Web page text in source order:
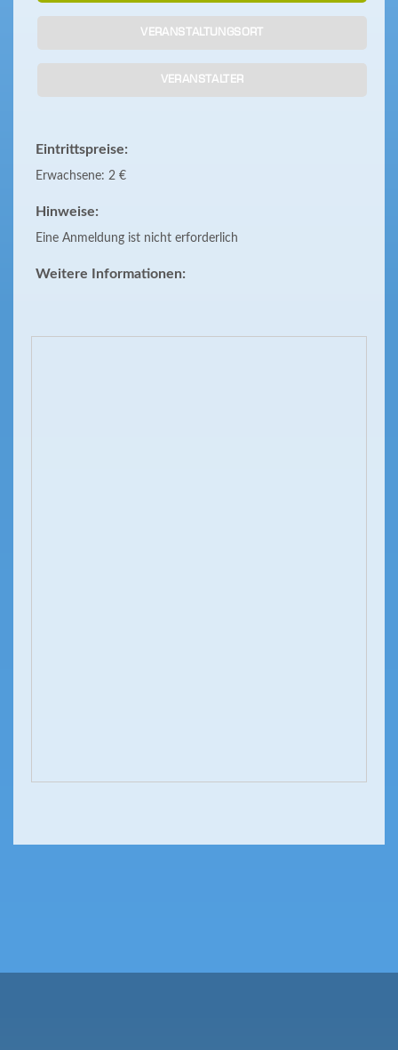
VERANSTALTUNGSORT
VERANSTALTER
Eintrittspreise:
Erwachsene: 2 €
Hinweise:
Eine Anmeldung ist nicht erforderlich
Weitere Informationen: